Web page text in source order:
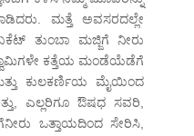
ಮತ್ತೆ ಅವಸರದಲ್ಲೇ
ತುಂಬಾ ಮಜ್ಜಿಗೆ ನೀರು
ಕತ್ತೆಯ ಮಂಡೆಯೆಡೆಗೆ
ಕುಲಕರ್ಣಿಯ ಮೈಯಿಂದ
ಎಲ್ಲರಿಗೂ ಔಷಧ ಸವರಿ,
ಒತ್ತಾಯದಿಂದ ಸೇರಿಸಿ,